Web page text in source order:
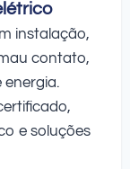
instalação,
contato,
e soluções